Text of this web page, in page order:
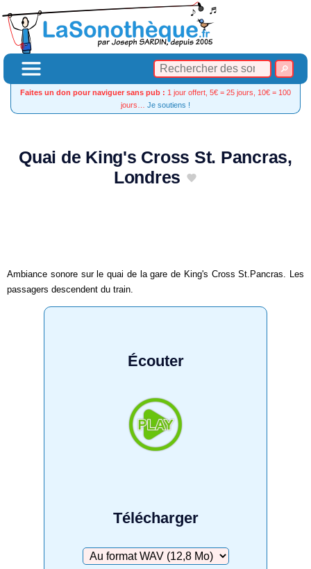
Faites un don pour naviguer sans pub : 1 jour offert, 5€ = 25 jours, 10€ = 100
jours… Je soutiens !
Quai de King's Cross St. Pancras,
Londres
Ambiance sonore sur le quai de la gare de King's Cross St.Pancras. Les
passagers descendent du train.
Écouter
Télécharger
Télécharger